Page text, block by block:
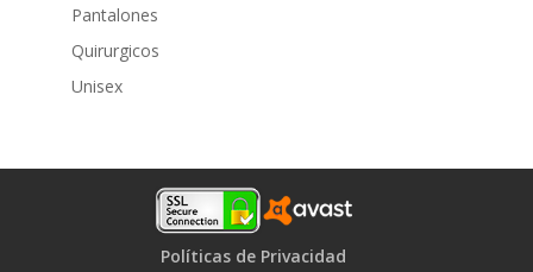
Pantalones
Quirurgicos
Unisex
Políticas de Privacidad